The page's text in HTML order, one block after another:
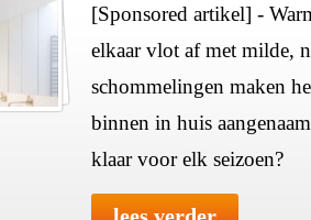
[Sponsored artikel] -
elkaar vlot af met milde,
schommelingen maken
binnen in huis
klaar voor elk seizoen?
lees verder